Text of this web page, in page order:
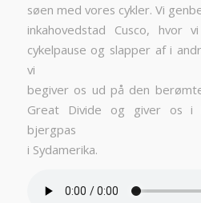
søen med vores cykler. Vi
inkahovedstad Cusco, hvor
cykelpause og slapper af i
vi
begiver os ud på den
Great Divide og giver os i
bjergpas
i Sydamerika.